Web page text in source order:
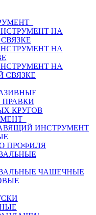
НА
НА
НА
СВЯЗКЕ
КРУГОВ
ИНСТРУМЕНТ
ПРОФИЛЯ
ЧАШЕЧНЫЕ